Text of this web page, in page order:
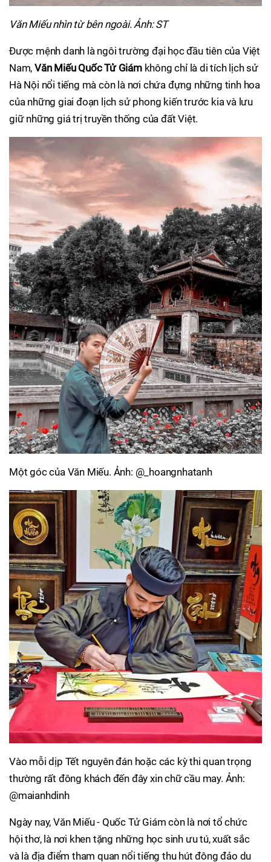
Văn Miếu nhìn từ bên ngoài. Ảnh: ST
Được mệnh danh là ngôi trường đại học đầu tiên của Việt
Nam, Văn Miếu Quốc Tử Giámkhông chỉ là di tích lịch sử
Hà Nội nổi tiếng mà còn là nơi chứa đựng những tinh hoa
của những giai đoạn lịch sử phong kiến trước kia và lưu
giữ những giá trị truyền thống của đất Việt.
Một góc của Văn Miếu. Ảnh: @_hoangnhatanh
Vào mỗi dịp Tết nguyên đán hoặc các kỳ thi quan trọng
thường rất đông khách đến đây xin chữ cầu may. Ảnh:
@maianhdinh
Ngày nay, Văn Miếu - Quốc Tử Giám còn là nơi tổ chức
hội thơ, là nơi khen tặng những học sinh ưu tú, xuất sắc
và là địa điểm tham quan nổi tiếng thu hút đông đảo du